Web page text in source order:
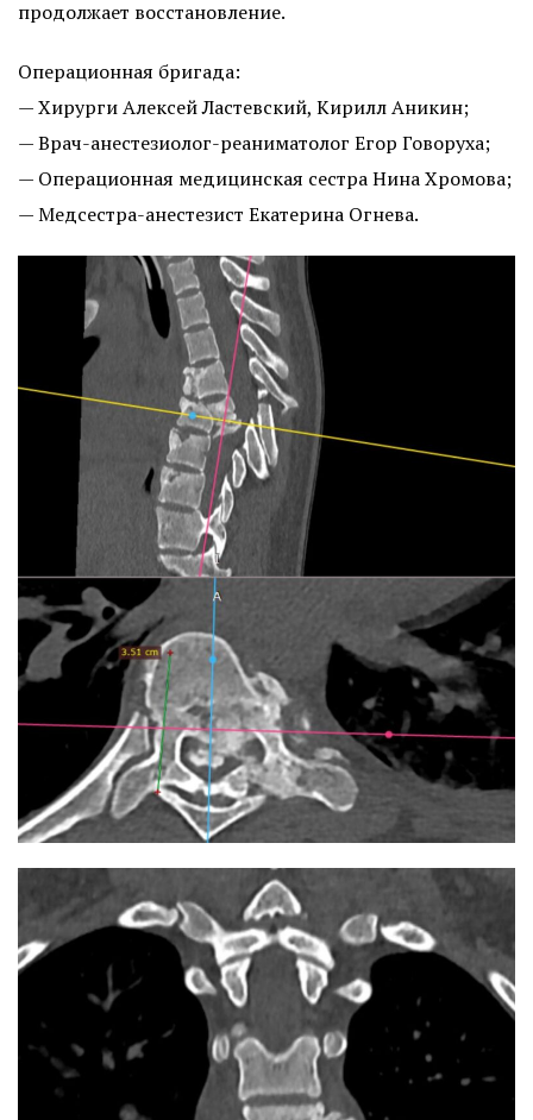
продолжает восстановление.
Операционная бригада:
— Хирурги Алексей Ластевский, Кирилл Аникин;
— Врач-анестезиолог-реаниматолог Егор Говоруха;
— Операционная медицинская сестра Нина Хромова;
— Медсестра-анестезист Екатерина Огнева.